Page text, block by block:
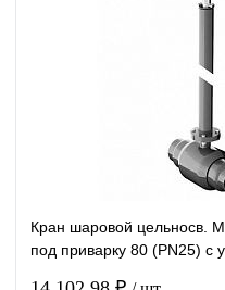
Купить в 1
В наличии
Кран шаровой цельносв.
под приварку 80 (PN25) с